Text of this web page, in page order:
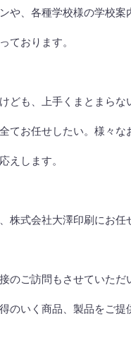
や、各種学校様の学校案
ております。
ども、上手くまとまらな
てお任せしたい。様々な
えします。
株式会社大澤印刷にお任
のご訪問もさせていただ
のいく商品、製品をご提